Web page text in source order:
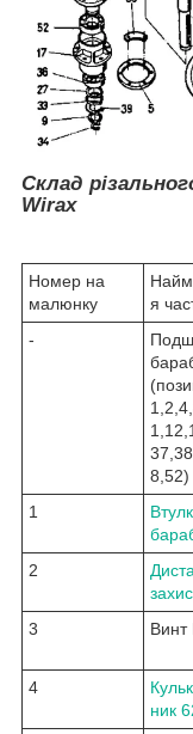
Склад
Wirax
Номер на
малюнку
я
-
8,52)
1
2
3 Винт
4
ник